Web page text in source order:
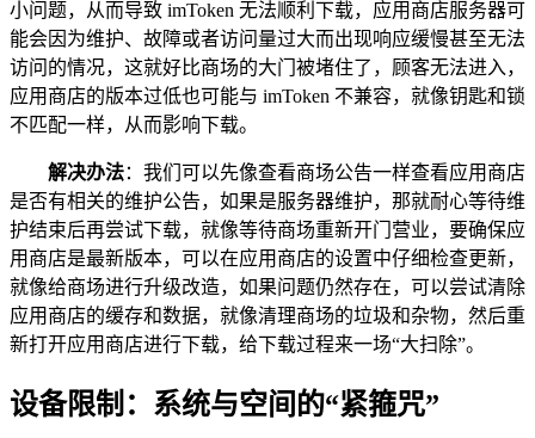
小问题，从而导致 imToken 无法顺利下载，应用商店服务器可
能会因为维护、故障或者访问量过大而出现响应缓慢甚至无法
访问的情况，这就好比商场的大门被堵住了，顾客无法进入，
应用商店的版本过低也可能与 imToken 不兼容，就像钥匙和锁
不匹配一样，从而影响下载。
解决办法：我们可以先像查看商场公告一样查看应用商店
是否有相关的维护公告，如果是服务器维护，那就耐心等待维
护结束后再尝试下载，就像等待商场重新开门营业，要确保应
用商店是最新版本，可以在应用商店的设置中仔细检查更新，
就像给商场进行升级改造，如果问题仍然存在，可以尝试清除
应用商店的缓存和数据，就像清理商场的垃圾和杂物，然后重
新打开应用商店进行下载，给下载过程来一场“大扫除”。
设备限制：系统与空间的“紧箍咒”